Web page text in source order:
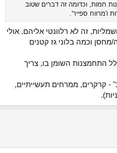
חמות, וכדומה זה דברים שטוב
ו'מרווח ספייר'.
זה לא רלוונטי אליהם. אולי
מחסן וכמה בלוני גז קטנים
התחמצנות השומן בו, צריך
- קרקרים, ממרחים תעשייתיים,